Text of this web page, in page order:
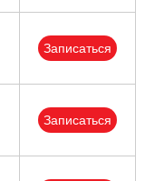
Записаться
Записаться